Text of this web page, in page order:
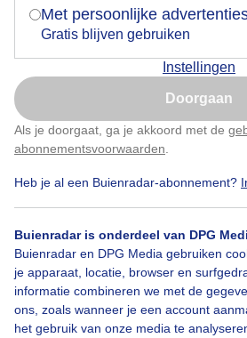
Met persoonlijke
Gratis blijven gebruiken
Instellingen
Doorgaan
Als je doorgaat, ga je akkoord met de
abonnementsvoorwaarden
Heb je al een Buienradar-abonnement?
Buienradar is onderdeel van DPG
Buienradar en DPG Media gebruiken
je apparaat, locatie, browser en
informatie combineren we met de
ons, zoals wanneer je een account
het gebruik van onze media te
Door: public Gemaakt: 08-06-2026, 23x
Een moment geduld
Nu niet,
Klik hierom dit aan te